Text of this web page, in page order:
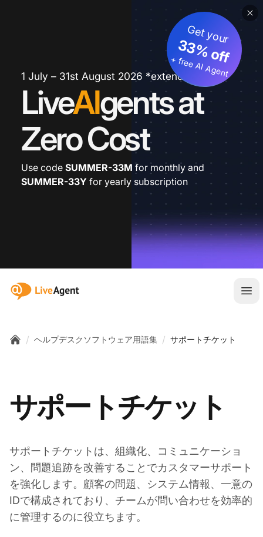
1 July – 31st August 2026 *extended
LiveAIgents at
Zero Cost
Get your
33% off
+ free AI Agent
Use code SUMMER-33M for monthly and
SUMMER-33Y for yearly subscription
:site.title
メ
/ ヘルプデスクソフトウェア用語集 / サポートチケット
サポートチケット
サポートチケットは、組織化、コミュニケーショ
ン、問題追跡を改善することでカスタマーサポート
を強化します。顧客の問題、システム情報、一意の
IDで構成されており、チームが問い合わせを効率的
に管理するのに役立ちます。